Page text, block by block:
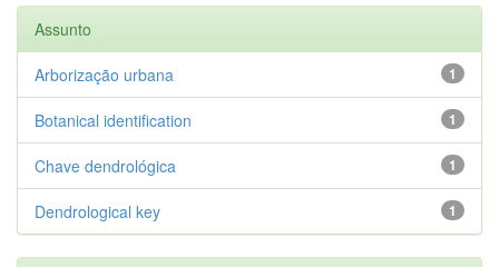
Assunto
1
Arborização urbana
1
Botanical identification
1
Chave dendrológica
1
Dendrological key